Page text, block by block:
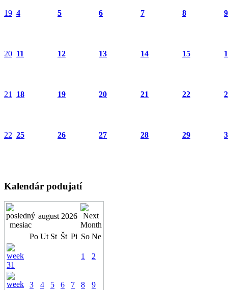
19 4 5 6 7 8 9
20 11 12 13 14 15
21 18 19 20 21 22
22 25 26 27 28 29
Kalendár podujatí
august 2026
Po Ut St Št Pi So Ne
1 2
3 4 5 6 7 8 9